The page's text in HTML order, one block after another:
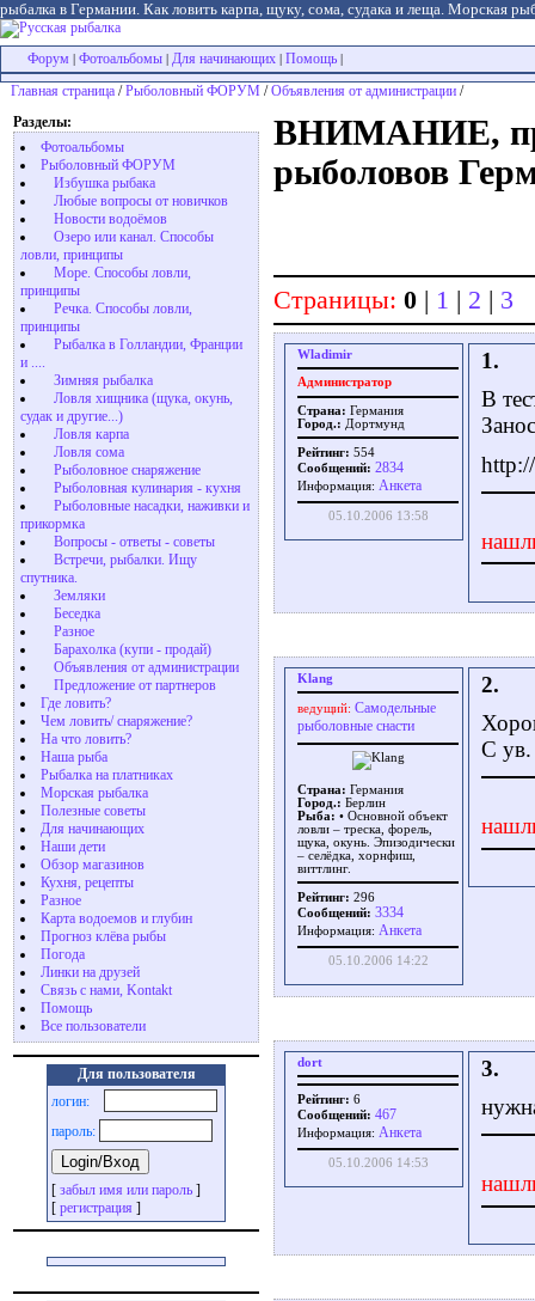
рыбалка в Германии. Как ловить карпа, щуку, сома, судака и леща. Морская
Форум Фотоальбомы Для начинающих Помощь
Главная страница /Рыболовный ФОРУМ /Объявления от администрации /
Разделы:
Фотоальбомы
Рыболовный ФОРУМ
Избушка рыбака
Любые вопросы от новичков
Новости водоёмов
Озеро или канал. Способы
ловли, принципы
Море. Способы ловли,
принципы
Речка. Способы ловли,
принципы
Рыбалка в Голландии, Франции
и ....
Зимняя рыбалка
Ловля хищника (щука, окунь,
судак и другие...)
Ловля карпа
Ловля сома
Рыболовное снаряжение
Рыболовная кулинария - кухня
Рыболовные насадки, наживки и
прикормка
Вопросы - ответы - советы
Встречи, рыбалки. Ищу
спутника.
Земляки
Беседка
Разное
Барахолка (купи - продай)
Объявления от администрации
Предложение от партнеров
Где ловить?
Чем ловить/ снаряжение?
На что ловить?
Наша рыба
Рыбалка на платниках
Морская рыбалка
Полезные советы
Для начинающих
Наши дети
Обзор магазинов
Кухня, рецепты
Разное
Карта водоемов и глубин
Прогноз клёва рыбы
Погода
Линки на друзей
Связь с нами, Kontakt
Помощь
Все пользователи
Для пользователя
логин:
пароль:
[ забыл имя или пароль ]
[ регистрация ]
ВНИМАНИЕ,
рыболовов
Страницы: 0 | 1 | 2 | 3
Wladimir
Администратор
Страна: Германия
Город.: Дортмунд
Рейтинг: 554
Сообщений: 2834
Информация: Aнкета
05.10.2006 13:58
1.
В
Klang
ведущий: Самодельные
рыболовные снасти
Страна: Германия
Город.: Берлин
Рыба: • Основной объект
ловли – треска, форель,
щука, окунь. Эпизодически
– селёдка, хорнфиш,
виттлинг.
Рейтинг: 296
Сообщений: 3334
Информация: Aнкета
05.10.2006 14:22
2.
С ув.
dort
Рейтинг: 6
Сообщений: 467
Информация: Aнкета
05.10.2006 14:53
3.